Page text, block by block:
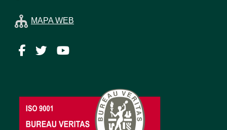
MAPA WEB
Facebook
TwitterYouTube